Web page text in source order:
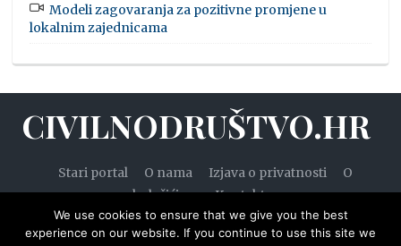
Modeli zagovaranja za pozitivne promjene u
lokalnim zajednicama
CIVILNODRUŠTVO.HR
Stari portal O nama Izjava o privatnosti
O
kolačićima
Kontakt
We use cookies to ensure that we give you the best
experience on our website. If you continue to use this site we